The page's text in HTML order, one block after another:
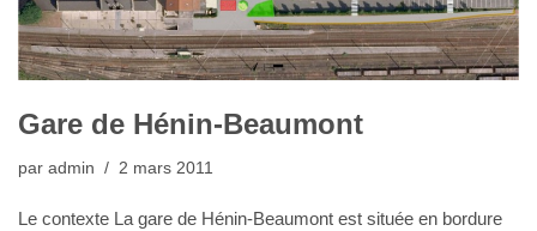
Gare de Hénin-Beaumont
par admin 2 mars 2011
Le contexte La gare de Hénin-Beaumont est située en bordure